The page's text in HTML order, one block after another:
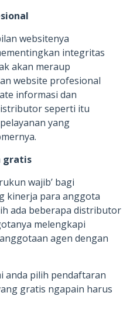
websitenya
integritas
akan meraup
website profesional
informasi dan
seperti itu
yang
gratis
wajib’ bagi
kinerja para anggota
ada beberapa distributor
melengkapi
agen dengan
anda pilih pendaftaran
gratis ngapain harus